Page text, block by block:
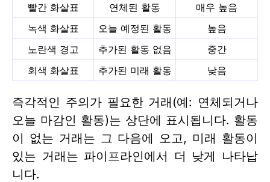
빨간 화살표
연체된 활동
매우 높음
녹색 화살표
오늘 예정된 활동
높음
노란색 경고
추가된 활동 없음
중간
회색 화살표
추가된 미래 활동 낮음
즉각적인 주의가 필요한 거래(예: 연체되거나
오늘 마감인 활동)는 상단에 표시됩니다. 활동
이 없는 거래는 그 다음에 오고, 미래 활동이
있는 거래는 파이프라인에서 더 낮게 나타납
니다.